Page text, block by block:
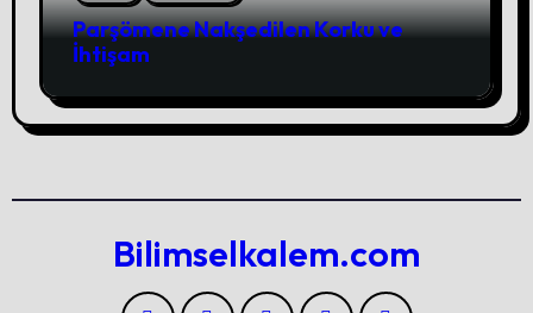
Parşömene Nakşedilen Korku ve
İhtişam
Bilimselkalem.com